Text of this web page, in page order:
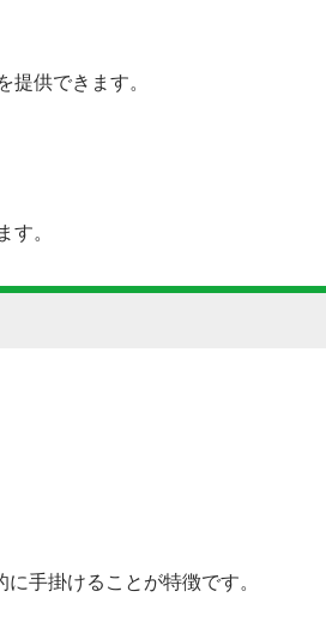
供できます。
。
手掛けることが特徴です。